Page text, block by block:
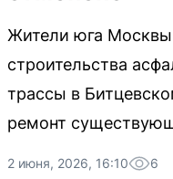
Жители юга Москвы
строительства
трассы в
ремонт
2 июня, 2026, 16:10 6